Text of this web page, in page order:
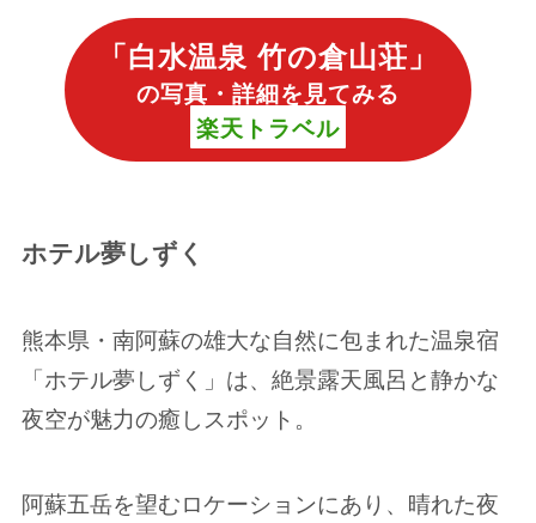
「白水温泉 竹の倉山荘 」
の写真・詳細を見てみる
楽天トラベル
ホテル夢しずく
熊本県・南阿蘇の雄大な自然に包まれた温泉宿
「ホテル夢しずく」は、絶景露天風呂と静かな
夜空が魅力の癒しスポット。
阿蘇五岳を望むロケーションにあり、晴れた夜